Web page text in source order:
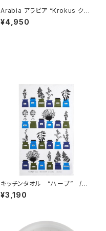
Arabia アラビア “Krokus クロ
ッカス” プレート 15x19cm
¥4,950
キッチンタオル “ハーブ” /
アルメダールス/ALMEDAHLS
by アストリッド・サンペ
¥3,190